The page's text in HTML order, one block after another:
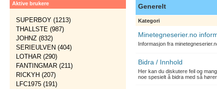
Aktive brukere
SUPERBOY (1213)
THALLSTE (987)
JOHNZ (832)
SERIEULVEN (404)
LOTHAR (290)
FANTINGMAR (211)
RICKYH (207)
LFC1975 (191)
Generelt
Kategori
Minetegneserier.no
Informasjon fra
Bidra / Innhold
Her kan du diskutere feil og
noe spesielt å bidra med så